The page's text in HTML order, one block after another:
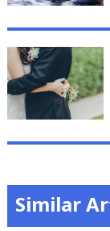
Similar